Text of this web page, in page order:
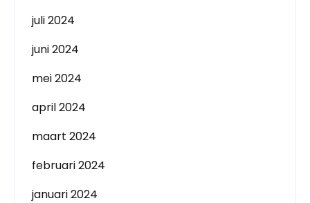
juli 2024
juni 2024
mei 2024
april 2024
maart 2024
februari 2024
januari 2024